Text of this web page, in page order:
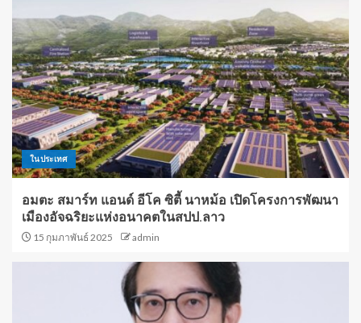
ในประเทศ
อมตะ สมาร์ท แอนด์ อีโค ซิตี้ นาหม้อ เปิดโครงการพัฒนา
เมืองอัจฉริยะแห่งอนาคตในสปป.ลาว
15 กุมภาพันธ์ 2025 admin